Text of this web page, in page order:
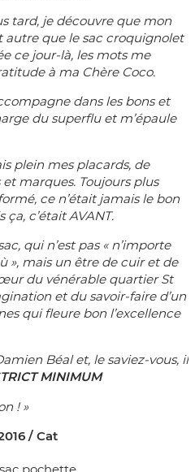
tard, je découvre que mon
autre que le sac croquignolet
ce jour-là, les mots me
à ma Chère Coco.
dans les bons et
du superflu et m’épaule
plein mes placards, de
marques. Toujours plus
ce n’était jamais le bon
c’était AVANT.
qui n’est pas « n’importe
», mais un être de cuir et de
du vénérable quartier St
et du savoir-faire d’un
qui fleure bon l’excellence
Béal et, le saviez-vous, il
MINIMUM
! »
/ Cat